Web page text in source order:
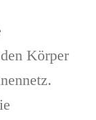
Körper